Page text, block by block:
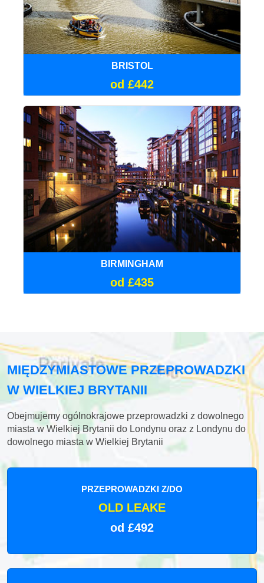
BRISTOL
od £442
BIRMINGHAM
od £435
MIĘDZYMIASTOWE PRZEPROWADZKI
W WIELKIEJ BRYTANII
Obejmujemy ogólnokrajowe przeprowadzki z dowolnego
miasta w Wielkiej Brytanii do Londynu oraz z Londynu do
dowolnego miasta w Wielkiej Brytanii
PRZEPROWADZKI Z/DO
OLD LEAKE
od £492